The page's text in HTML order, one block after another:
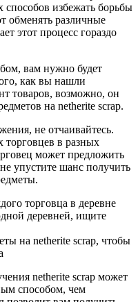
избежать борьбы
обменять различные
этот процесс гораздо
вам нужно будет
как вы нашли
товаров, возможно, он
на netherite scrap.
не отчаивайтесь.
торговцев в разных
может предложить
упустите шанс получить
торговца в деревне
деревней, ищите
на netherite scrap, чтобы
netherite scrap может
способом, чем